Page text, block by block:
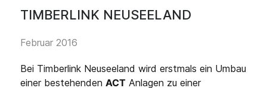
TIMBERLINK NEUSEELAND
Februar 2016
Bei Timberlink Neuseeland wird erstmals ein Umbau
einer bestehenden ACT Anlagen zu einer